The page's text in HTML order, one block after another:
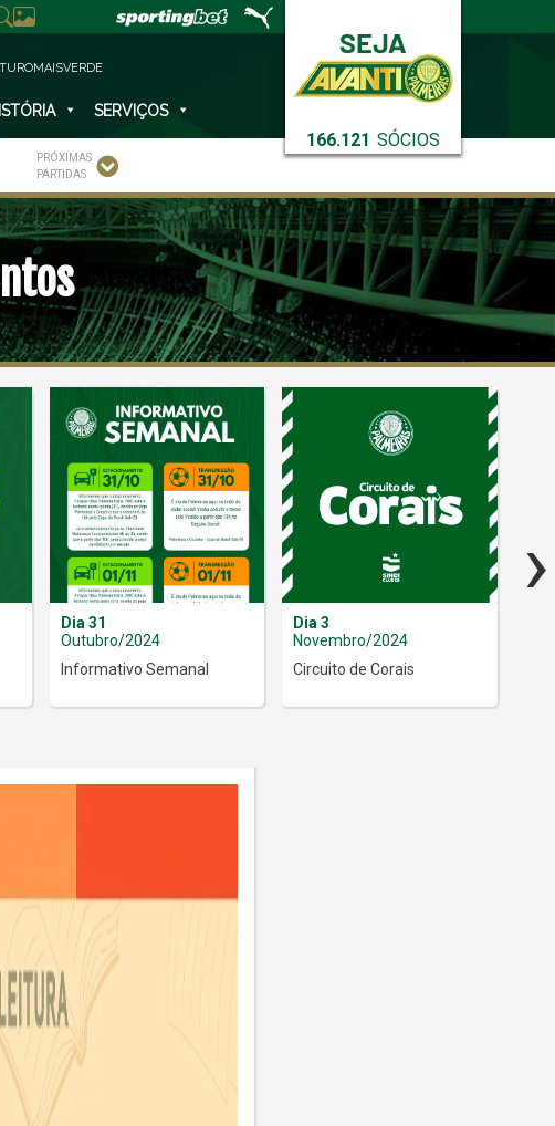
166.121 SÓCIOS
SERVIÇOS
PRÓXIMAS
PARTIDAS
Dia 31
Outubro/2024
Informativo Semanal
Dia 3
Novembro/2024
Circuito de Corais
›